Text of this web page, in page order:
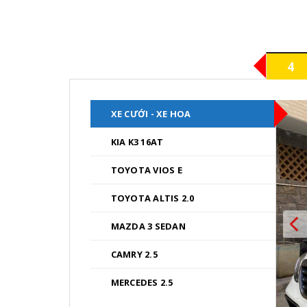
Các
nhiều
Các
tùy
chọn
có
thể
được
chọn
trên
trang
sản
phẩm
4
XE CƯỚI - XE HOA
KIA K3 16AT
TOYOTA VIOS E
TOYOTA ALTIS 2.0
MAZDA 3 SEDAN
CAMRY 2.5
MERCEDES 2.5